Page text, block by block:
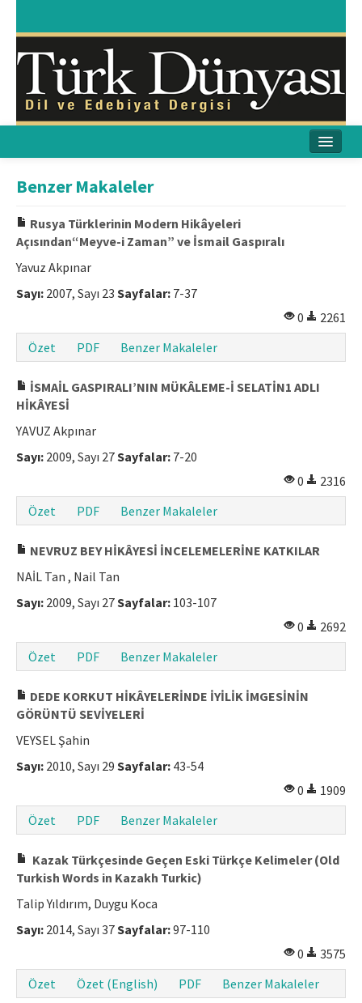
Yayın Kurulu
Yayın İlkeleri
İletişim
Makale Gönder
ISSN: 1301-0077 · e-ISSN: 2651-5091
Benzer Makaleler
Rusya Türklerinin Modern Hikâyeleri
Açısından“Meyve-i Zaman” ve İsmail Gaspıralı
Yavuz Akpınar
Sayı: 2007, Sayı 23 Sayfalar: 7-37
0
2261
Özet
PDF Benzer Makaleler
İSMAİL GASPIRALI’NIN MÜKÂLEME-İ SELATİN1 ADLI
HİKÂYESİ
YAVUZ Akpınar
Sayı: 2009, Sayı 27Sayfalar: 7-20
0
2316
Özet
PDF Benzer Makaleler
NEVRUZ BEY HİKÂYESİ İNCELEMELERİNE KATKILAR
NAİL Tan , Nail Tan
Sayı: 2009, Sayı 27Sayfalar: 103-107
0
2692
Özet
PDF Benzer Makaleler
DEDE KORKUT HİKÂYELERİNDE İYİLİK İMGESİNİN
GÖRÜNTÜ SEVİYELERİ
VEYSEL Şahin
Sayı: 2010, Sayı 29 Sayfalar: 43-54
0
1909
Özet
PDF Benzer Makaleler
Kazak Türkçesinde Geçen Eski Türkçe Kelimeler (Old
Turkish Words in Kazakh Turkic)
Talip Yıldırım, Duygu Koca
Sayı: 2014, Sayı 37Sayfalar:97-110
0
3575
Özet
Özet (English) PDF Benzer Makaleler